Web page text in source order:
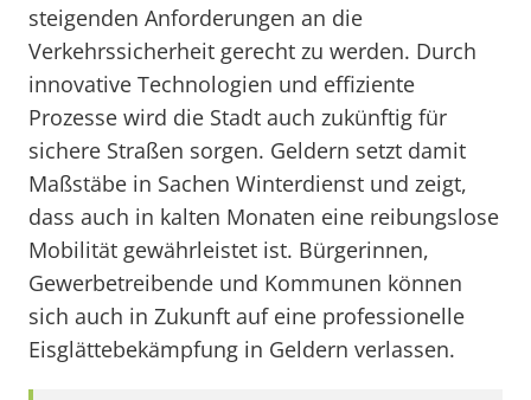
steigenden Anforderungen an die
Verkehrssicherheit gerecht zu werden. Durch
innovative Technologien und effiziente
Prozesse wird die Stadt auch zukünftig für
sichere Straßen sorgen. Geldern setzt damit
Maßstäbe in Sachen Winterdienst und zeigt,
dass auch in kalten Monaten eine reibungslose
Mobilität gewährleistet ist. Bürgerinnen,
Gewerbetreibende und Kommunen können
sich auch in Zukunft auf eine professionelle
Eisglättebekämpfung in Geldern verlassen.